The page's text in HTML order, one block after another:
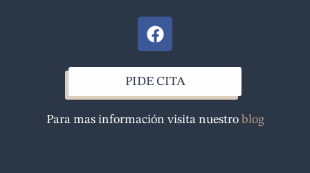
F
a
e
b
o
o
PIDE CITA
Para mas información visita nuestro blog